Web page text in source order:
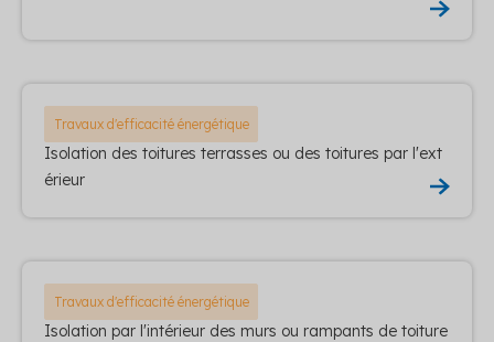
Travaux d'efficacité énergétique
Isolation des toitures terrasses ou des toitures par l'ext
érieur
Travaux d'efficacité énergétique
Isolation par l'intérieur des murs ou rampants de toiture